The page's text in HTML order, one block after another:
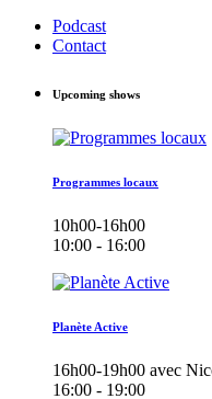
Podcast
Contact
Upcoming shows
Programmes locaux
10h00-16h00
10:00 - 16:00
Planète Active
16h00-19h00 avec
16:00 - 19:00